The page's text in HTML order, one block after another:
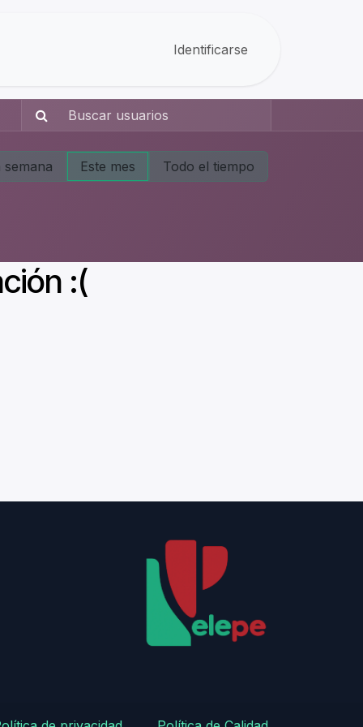
Identificarse
semana Este mes Todo el tiempo
:(